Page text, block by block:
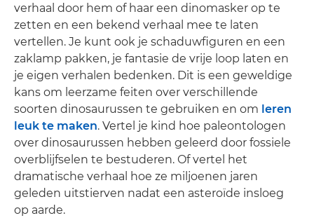
verhaal door hem of haar een dinomasker op te
zetten en een bekend verhaal mee te laten
vertellen. Je kunt ook je schaduwfiguren en een
zaklamp pakken, je fantasie de vrije loop laten en
je eigen verhalen bedenken. Dit is een geweldige
kans om leerzame feiten over verschillende
soorten dinosaurussen te gebruiken en om leren
leuk te maken. Vertel je kind hoe paleontologen
over dinosaurussen hebben geleerd door fossiele
overblijfselen te bestuderen. Of vertel het
dramatische verhaal hoe ze miljoenen jaren
geleden uitstierven nadat een asteroïde insloeg
op aarde.